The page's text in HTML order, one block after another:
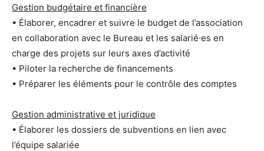
Gestion budgétaire et financière
• Élaborer, encadrer et suivre le budget de l’association
en collaboration avec le Bureau et les salarié·es en
charge des projets sur leurs axes d’activité
• Piloter la recherche de financements
• Préparer les éléments pour le contrôle des comptes
Gestion administrative et juridique
• Élaborer les dossiers de subventions en lien avec
l’équipe salariée